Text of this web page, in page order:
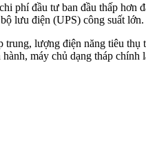
phí đầu tư ban đầu thấp hơn
lưu điện (UPS) công suất lớn.
lượng điện năng tiêu
máy chủ dạng tháp chính